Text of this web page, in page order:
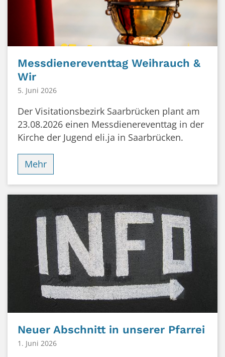
Messdienereventtag Weihrauch &
Wir
5. Juni 2026
Der Visitationsbezirk Saarbrücken plant am
23.08.2026 einen Messdienereventtag in der
Kirche der Jugend eli.ja in Saarbrücken.
Mehr
Neuer Abschnitt in unserer Pfarrei
1. Juni 2026